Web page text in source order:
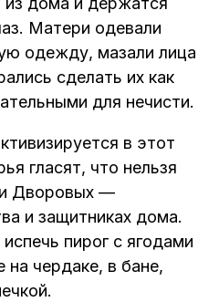
Матери одевали
одежду, мазали лица
сделать их как
для нечисти.
в этот
гласят, что нельзя
Дворовых —
и защитниках дома.
пирог с ягодами
на чердаке, в бане,